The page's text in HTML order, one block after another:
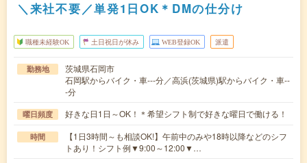
＼来社不要／単発1日OK＊DMの仕分け
職種未経験OK 土日祝日が休み WEB登録OK 派遣
勤務地
茨城県石岡市
石岡駅からバイク・車---分／高浜(茨城県)駅からバイク・車--
-分
曜日頻度 好きな日1日～OK！＊希望シフト制で好きな曜日で働ける！
時間
【1日3時間～も相談OK!】午前中のみや18時以降などのシフ
トあり！シフト例▼9:00～12:00▼…